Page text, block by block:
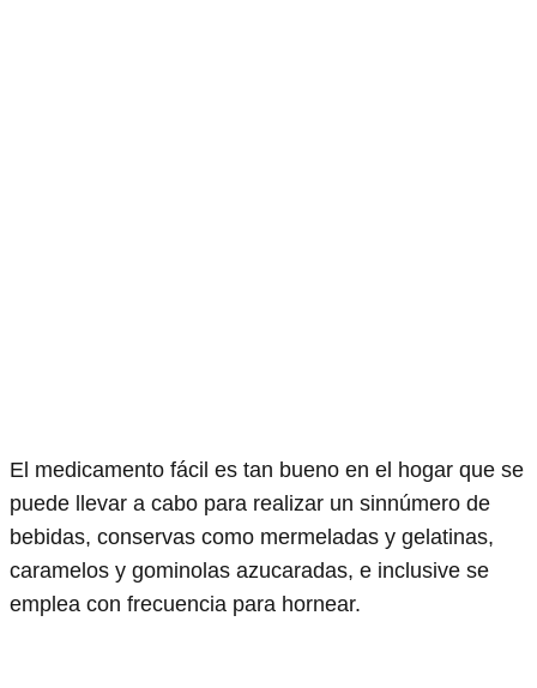
El medicamento fácil es tan bueno en el hogar que se
puede llevar a cabo para realizar un sinnúmero de
bebidas, conservas como mermeladas y gelatinas,
caramelos y gominolas azucaradas, e inclusive se
emplea con frecuencia para hornear.